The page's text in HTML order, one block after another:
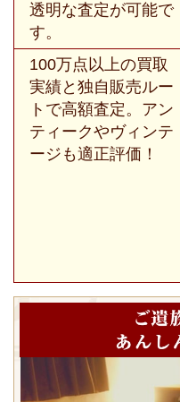
透明な査定が可能で
す。
100万点以上の買取
実績と独自販売ルー
トで高額査定。アン
ティークやヴィンテ
ージも適正評価！